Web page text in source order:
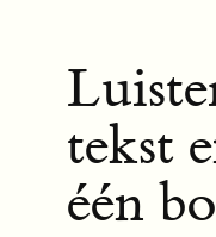
tekst
één